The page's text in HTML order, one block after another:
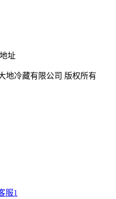
址
地冷藏有限公司 版权所有
服1